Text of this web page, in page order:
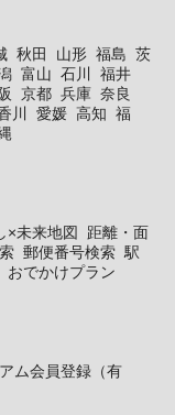
秋田 山形 福島 茨
富山 石川
福井
京都 兵庫 奈良
川 愛媛 高知 福
×未来地図
距離・面
郵便番号検索 駅
おでかけプラン
ム会員登録（有